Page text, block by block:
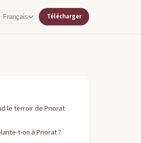
Français Télécharger
le terroir de Priorat
t-on à Priorat ?